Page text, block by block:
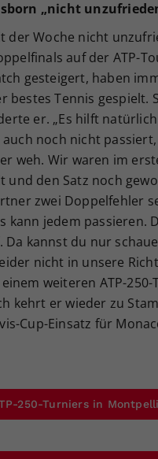
„nicht
der Woche nicht
auf der ATP-
gesteigert, haben
bestes Tennis gespielt.
er. „Es hilft
noch nicht
weh. Wir waren im
und den Satz noch
zwei Doppelfehler
kann jedem passieren.
kannst du nur
nicht in unsere
weiteren ATP-
kehrt er wieder zu
Cup-Einsatz für
250-Turniers in